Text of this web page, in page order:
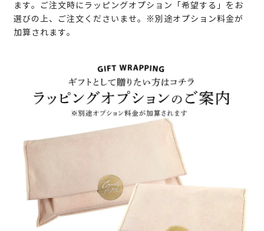
ます。ご注文時にラッピングオプション「希望する」をお
選びの上、ご注文くださいませ。※別途オプション料金が
加算されます。